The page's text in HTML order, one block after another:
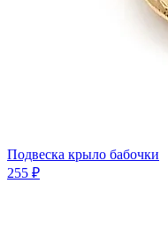
Подвеска крыло бабочки
255 ₽